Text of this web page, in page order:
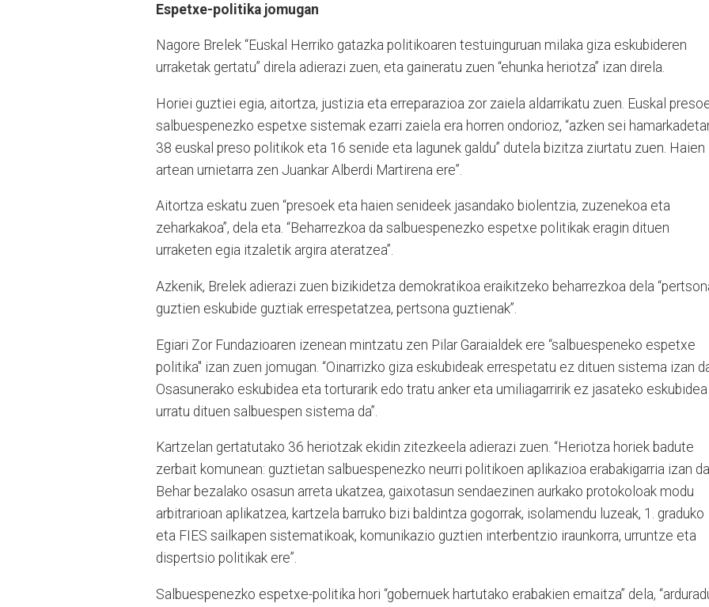
Espetxe-politika jomugan
Nagore Brelek “Euskal Herriko gatazka politikoaren testuinguruan milaka giza eskubideren
urraketak gertatu” direla adierazi zuen, eta gaineratu zuen “ehunka heriotza” izan direla.
Horiei guztiei egia, aitortza, justizia eta erreparazioa zor zaiela aldarrikatu zuen. Euskal
salbuespenezko espetxe sistemak ezarri zaiela era horren ondorioz, “azken sei
38 euskal preso politikok eta 16 senide eta lagunek galdu” dutela bizitza ziurtatu zuen. Haien
artean urnietarra zen Juankar Alberdi Martirena ere”.
Aitortza eskatu zuen “presoek eta haien senideek jasandako biolentzia, zuzenekoa eta
zeharkakoa”, dela eta. “Beharrezkoa da salbuespenezko espetxe politikak eragin dituen
urraketen egia itzaletik argira ateratzea”.
Azkenik, Brelek adierazi zuen bizikidetza demokratikoa eraikitzeko beharrezkoa dela
guztien eskubide guztiak errespetatzea, pertsona guztienak”.
Egiari Zor Fundazioaren izenean mintzatu zen Pilar Garaialdek ere “salbuespeneko espetxe
politika" izan zuen jomugan. “Oinarrizko giza eskubideak errespetatu ez dituen sistema izan
Osasunerako eskubidea eta torturarik edo tratu anker eta umiliagarririk ez jasateko eskubidea
urratu dituen salbuespen sistema da”.
Kartzelan gertatutako 36 heriotzak ekidin zitezkeela adierazi zuen. “Heriotza horiek badute
zerbait komunean: guztietan salbuespenezko neurri politikoen aplikazioa erabakigarria izan
Behar bezalako osasun arreta ukatzea, gaixotasun sendaezinen aurkako protokoloak modu
arbitrarioan aplikatzea, kartzela barruko bizi baldintza gogorrak, isolamendu luzeak, 1. graduko
eta FIES sailkapen sistematikoak, komunikazio guztien interbentzio iraunkorra, urruntze eta
dispertsio politikak ere”.
Salbuespenezko espetxe-politika hori “gobernuek hartutako erabakien emaitza” dela,